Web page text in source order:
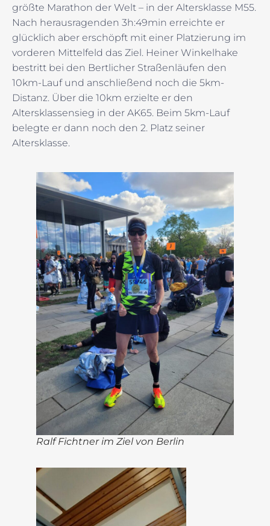
größte Marathon der Welt – in der Altersklasse M55.
Nach herausragenden 3h:49min erreichte er
glücklich aber erschöpft mit einer Platzierung im
vorderen Mittelfeld das Ziel. Heiner Winkelhake
bestritt bei den Bertlicher Straßenläufen den
10km-Lauf und anschließend noch die 5km-
Distanz. Über die 10km erzielte er den
Altersklassensieg in der AK65. Beim 5km-Lauf
belegte er dann noch den 2. Platz seiner
Altersklasse.
Ralf Fichtner im Ziel von Berlin